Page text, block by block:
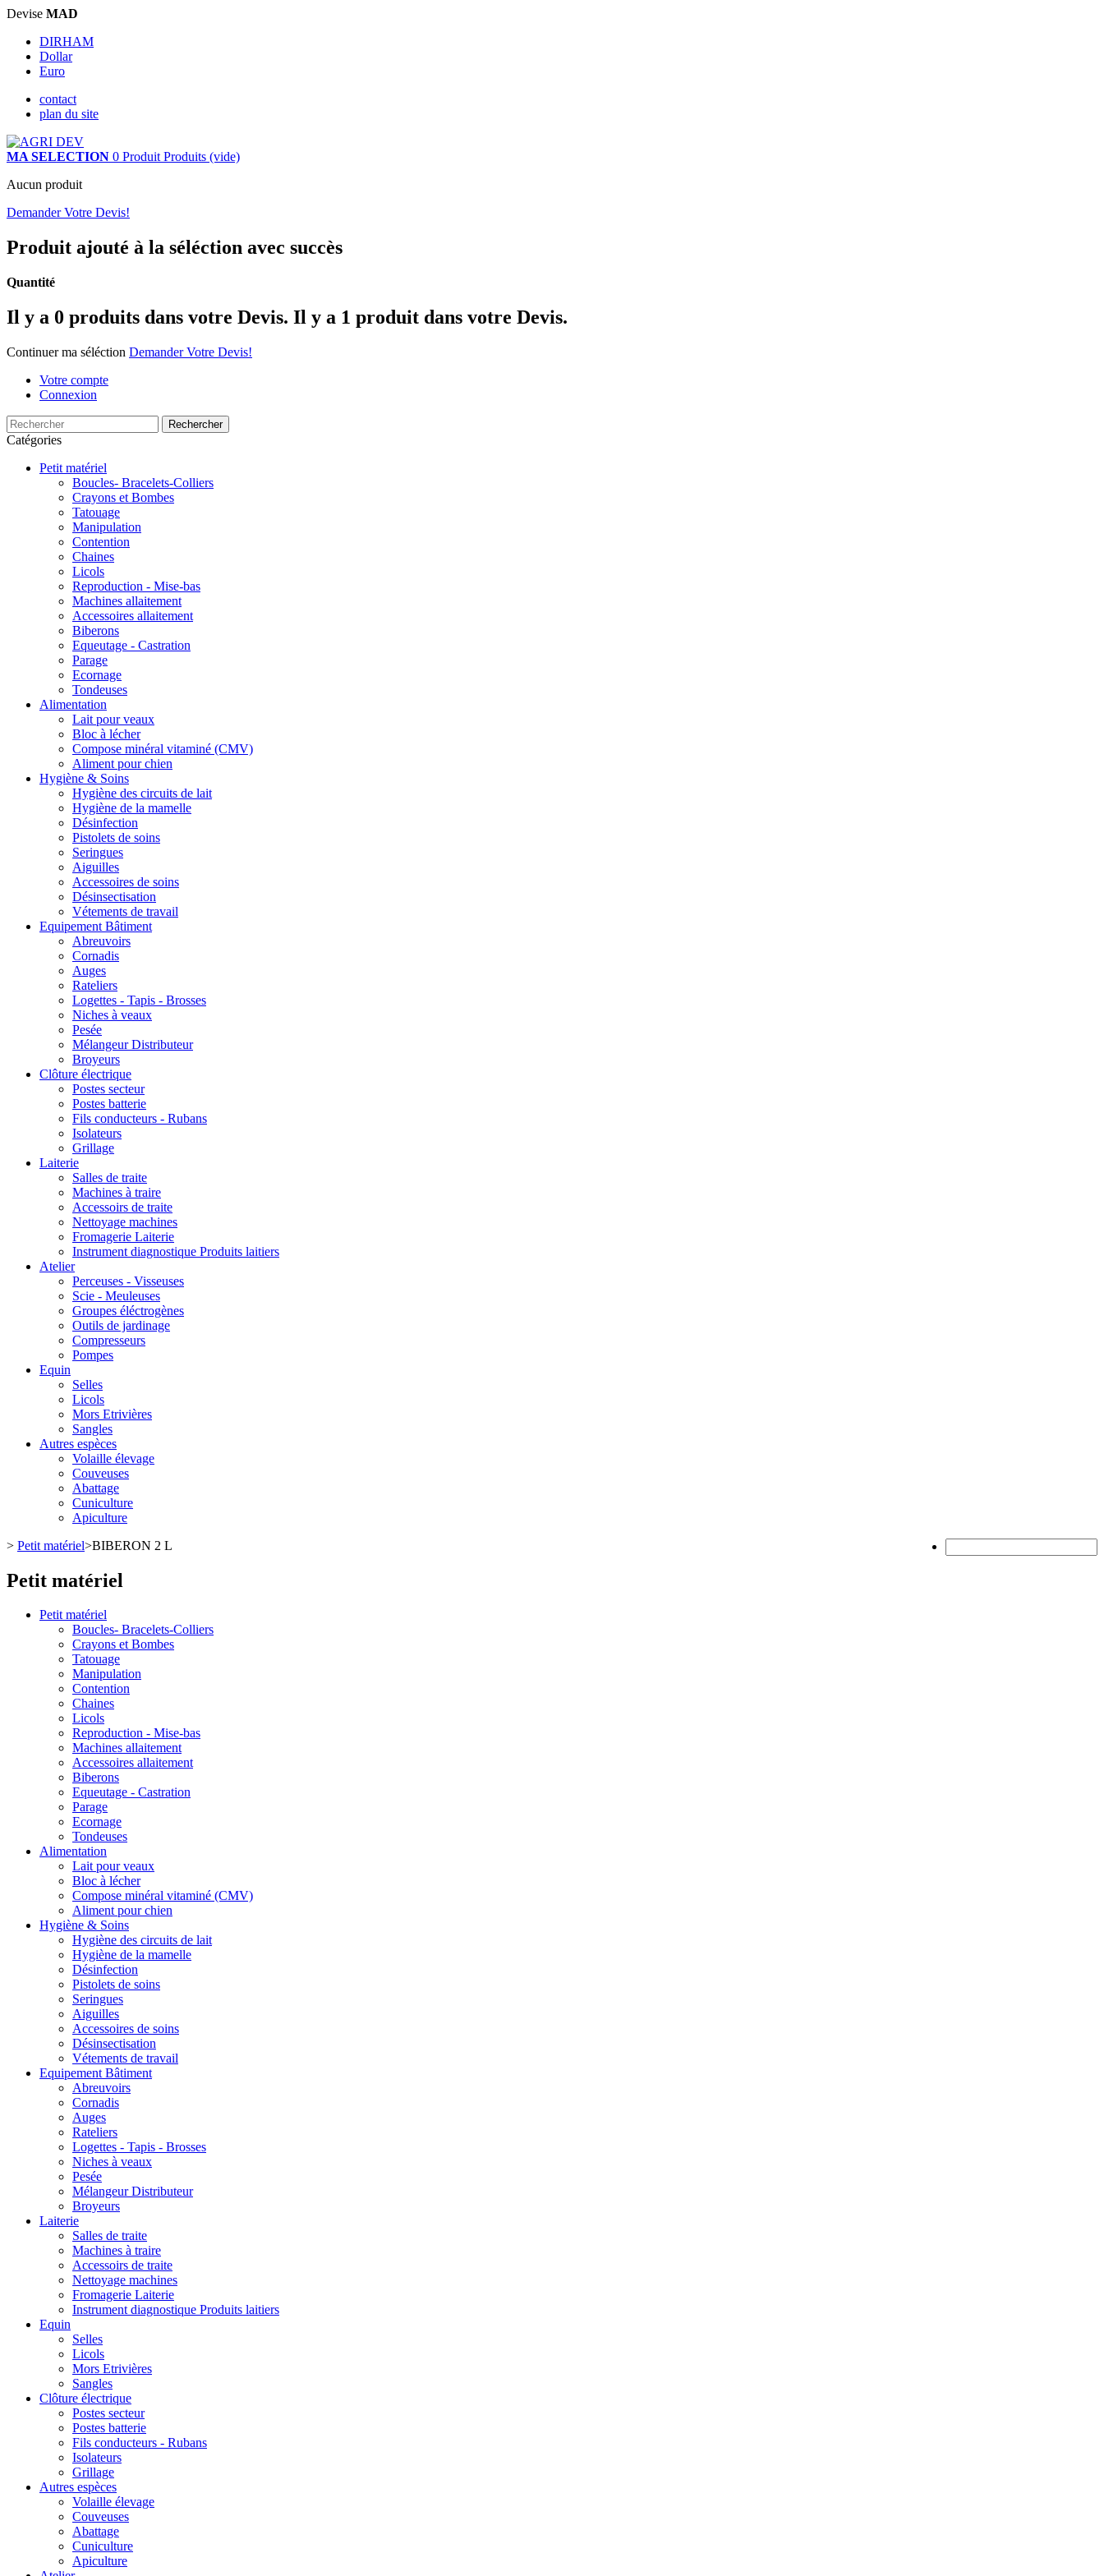
Devise MAD
DIRHAM
Dollar
Euro
contact
plan du site
MA SELECTION 0 Produit Produits (vide)
Aucun produit
Demander Votre Devis!
Produit ajouté à la séléction avec succès
Quantité
Il y a 0 produits dans votre Devis. Il y a 1 produit dans votre Devis.
Continuer ma séléction Demander Votre Devis!
Votre compte
Connexion
Rechercher
Catégories
Petit matériel
Boucles- Bracelets-Colliers
Crayons et Bombes
Tatouage
Manipulation
Contention
Chaines
Licols
Reproduction - Mise-bas
Machines allaitement
Accessoires allaitement
Biberons
Equeutage - Castration
Parage
Ecornage
Tondeuses
Alimentation
Lait pour veaux
Bloc à lécher
Compose minéral vitaminé (CMV)
Aliment pour chien
Hygiène & Soins
Hygiène des circuits de lait
Hygiène de la mamelle
Désinfection
Pistolets de soins
Seringues
Aiguilles
Accessoires de soins
Désinsectisation
Vétements de travail
Equipement Bâtiment
Abreuvoirs
Cornadis
Auges
Rateliers
Logettes - Tapis - Brosses
Niches à veaux
Pesée
Mélangeur Distributeur
Broyeurs
Clôture électrique
Postes secteur
Postes batterie
Fils conducteurs - Rubans
Isolateurs
Grillage
Laiterie
Salles de traite
Machines à traire
Accessoirs de traite
Nettoyage machines
Fromagerie Laiterie
Instrument diagnostique Produits laitiers
Atelier
Perceuses - Visseuses
Scie - Meuleuses
Groupes éléctrogènes
Outils de jardinage
Compresseurs
Pompes
Equin
Selles
Licols
Mors Etrivières
Sangles
Autres espèces
Volaille élevage
Couveuses
Abattage
Cuniculture
Apiculture
> Petit matériel>BIBERON 2 L
Petit matériel
Petit matériel
Boucles- Bracelets-Colliers
Crayons et Bombes
Tatouage
Manipulation
Contention
Chaines
Licols
Reproduction - Mise-bas
Machines allaitement
Accessoires allaitement
Biberons
Equeutage - Castration
Parage
Ecornage
Tondeuses
Alimentation
Lait pour veaux
Bloc à lécher
Compose minéral vitaminé (CMV)
Aliment pour chien
Hygiène & Soins
Hygiène des circuits de lait
Hygiène de la mamelle
Désinfection
Pistolets de soins
Seringues
Aiguilles
Accessoires de soins
Désinsectisation
Vétements de travail
Equipement Bâtiment
Abreuvoirs
Cornadis
Auges
Rateliers
Logettes - Tapis - Brosses
Niches à veaux
Pesée
Mélangeur Distributeur
Broyeurs
Laiterie
Salles de traite
Machines à traire
Accessoirs de traite
Nettoyage machines
Fromagerie Laiterie
Instrument diagnostique Produits laitiers
Equin
Selles
Licols
Mors Etrivières
Sangles
Clôture électrique
Postes secteur
Postes batterie
Fils conducteurs - Rubans
Isolateurs
Grillage
Autres espèces
Volaille élevage
Couveuses
Abattage
Cuniculture
Apiculture